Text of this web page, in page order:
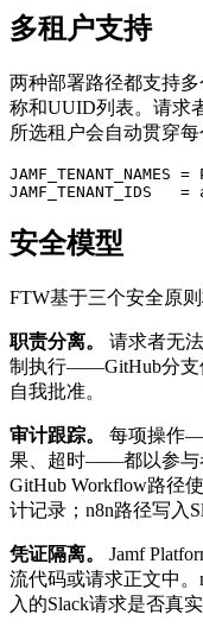
多租户支持
两种部署路径都支持
称和UUID列表。请
所选租户会自动贯穿每
安全模型
FTW基于三个安全原则
职责分离。
请求者无
制执行——GitHub分支
自我批准。
审计跟踪。
每项操作
果、超时——都以参与
GitHub Workflow路径
计记录；n8n路径写入
凭证隔离。
Jamf
流代码或请求正文中
入的Slack请求是否真